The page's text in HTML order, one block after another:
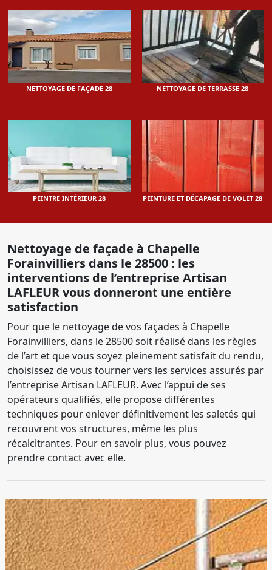
NETTOYAGE DE FAÇADE 28 NETTOYAGE DE TERRASSE 28
PEINTRE INTÉRIEUR 28 PEINTURE ET DÉCAPAGE DE VOLET 28
Nettoyage de façade à Chapelle
Forainvilliers dans le 28500 : les
interventions de l’entreprise Artisan
LAFLEUR vous donneront une entière
satisfaction
Pour que le nettoyage de vos façades à Chapelle
Forainvilliers, dans le 28500 soit réalisé dans les règles
de l’art et que vous soyez pleinement satisfait du rendu,
choisissez de vous tourner vers les services assurés par
l’entreprise Artisan LAFLEUR. Avec l’appui de ses
opérateurs qualifiés, elle propose différentes
techniques pour enlever définitivement les saletés qui
recouvrent vos structures, même les plus
récalcitrantes. Pour en savoir plus, vous pouvez
prendre contact avec elle.